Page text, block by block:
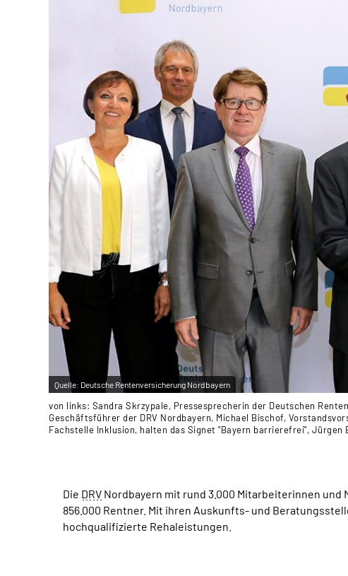
Quelle: Deutsche Rentenversicherung Nordbayern
von links: Sandra Skrzypale, Pressesprecherin der Deutschen
Geschäftsführer der DRV Nordbayern, Michael Bischof,
Fachstelle Inklusion, halten das Signet "Bayern barrierefrei",
Die DRV Nordbayern mit rund 3.000 Mitarbeiterinnen
856.000 Rentner. Mit ihren Auskunfts- und
hochqualifizierte Rehaleistungen.